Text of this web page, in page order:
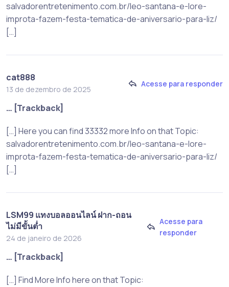
salvadorentretenimento.com.br/leo-santana-e-lore-
improta-fazem-festa-tematica-de-aniversario-para-liz/
[…]
cat888
13 de dezembro de 2025
Acesse para responder
… [Trackback]
[…] Here you can find 33332 more Info on that Topic:
salvadorentretenimento.com.br/leo-santana-e-lore-
improta-fazem-festa-tematica-de-aniversario-para-liz/
[…]
LSM99 แทงบอลออนไลน์ ฝาก-ถอน
ไม่มีขั้นต่ำ
24 de janeiro de 2026
Acesse para
responder
… [Trackback]
[…] Find More Info here on that Topic: